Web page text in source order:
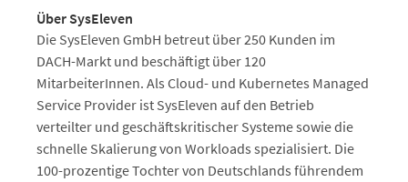
Über SysEleven
Die SysEleven GmbH betreut über 250 Kunden im
DACH-Markt und beschäftigt über 120
MitarbeiterInnen. Als Cloud- und Kubernetes Managed
Service Provider ist SysEleven auf den Betrieb
verteilter und geschäftskritischer Systeme sowie die
schnelle Skalierung von Workloads spezialisiert. Die
100-prozentige Tochter von Deutschlands führendem